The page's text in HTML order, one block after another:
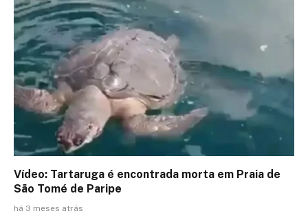
Vídeo: Tartaruga é encontrada morta em Praia de
São Tomé de Paripe
há 3 meses atrás